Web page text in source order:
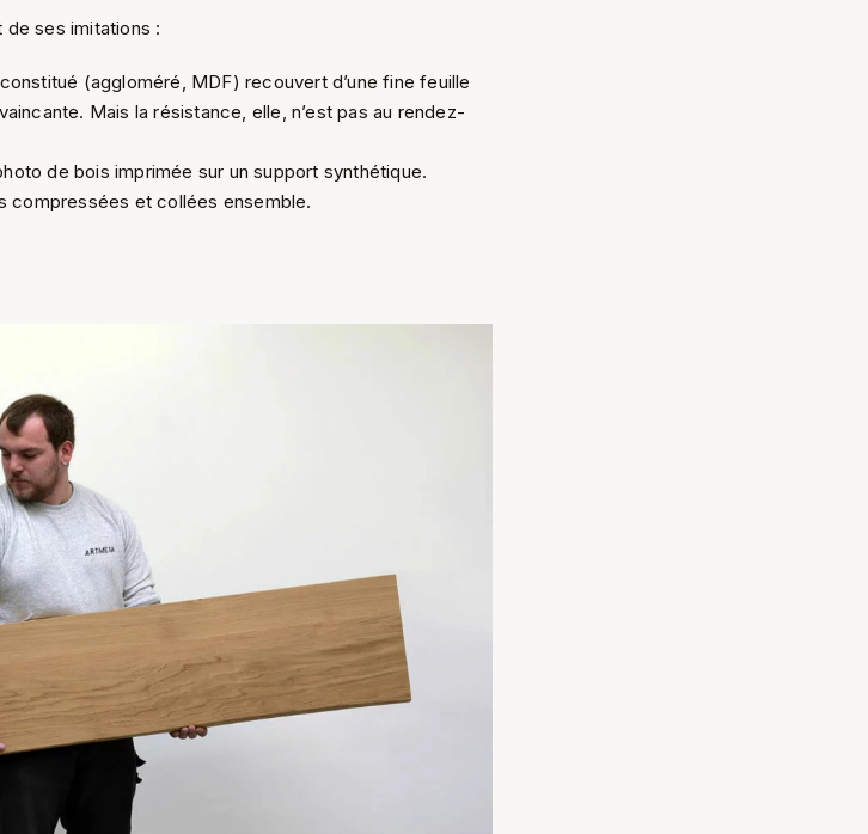
de ses imitations :
(aggloméré, MDF) recouvert d’une fine feuille
Mais la résistance, elle, n’est pas au rendez-
de bois imprimée sur un support synthétique.
compressées et collées ensemble.